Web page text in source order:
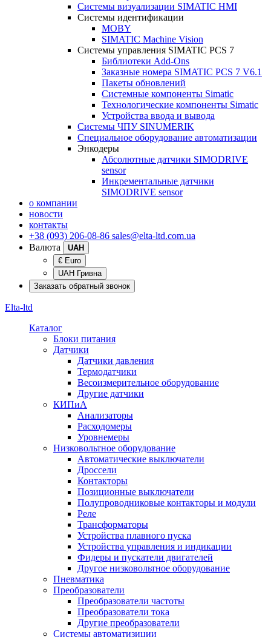
Системы визуализации SIMATIC HMI
Системы идентификации
MOBY
SIMATIC Machine Vision
Системы управления SIMATIC PCS 7
Библиотеки Add-Ons
Заказные номера SIMATIC PCS 7 V6.1
Пакеты обновлений
Системные компоненты Simatic
Технологические компоненты Simatic
Устройства ввода и вывода
Системы ЧПУ SINUMERIK
Специальное оборудование автоматизации
Энкодеры
Абсолютные датчики SIMODRIVE
sensor
Инкрементальные датчики
SIMODRIVE sensor
о компании
новости
контакты
+38 (093) 206-08-86 sales@elta-ltd.com.ua
Валюта
UAH
€ Euro
UAH Гривна
Заказать обратный звонок
Elta-ltd
Каталог
Блоки питания
Датчики
Датчики давления
Термодатчики
Весоизмерительное оборудование
Другие датчики
КИПиА
Анализаторы
Расходомеры
Уровнемеры
Низковольтное оборудование
Автоматические выключатели
Дроссели
Контакторы
Позиционные выключатели
Полупроводниковые контакторы и модули
Реле
Трансформаторы
Устройства плавного пуска
Устройства управления и индикации
Фидеры и пускатели двигателей
Другое низковольтное оборудование
Пневматика
Преобразователи
Преобразователи частоты
Преобразователи тока
Другие преобразователи
Системы автоматизиции